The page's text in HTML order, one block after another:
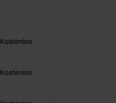
Kostenlos
Kostenlos